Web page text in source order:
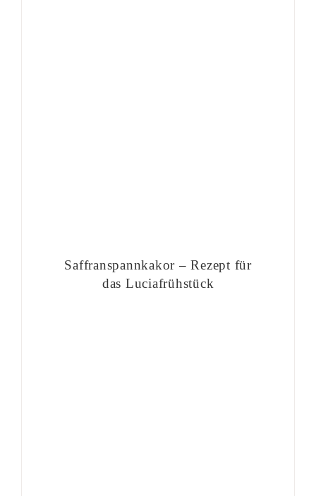
Saffranspannkakor – Rezept für
das Luciafrühstück